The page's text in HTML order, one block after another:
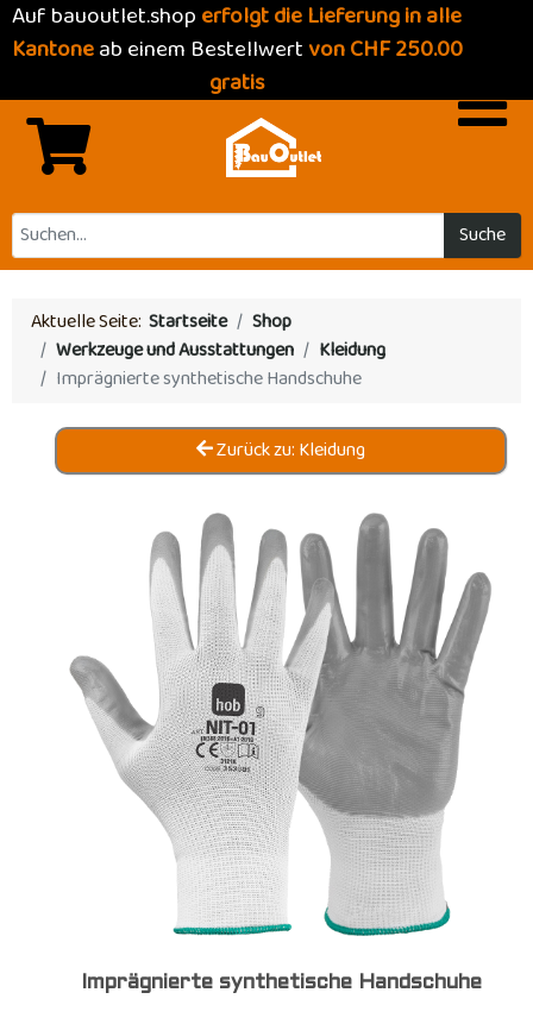
Auf bauoutlet.shoperfolgt die Lieferung in alle
Kantoneab einem Bestellwertvon CHF 250.00
gratis
Suche
Aktuelle Seite: Startseite
Shop
Werkzeuge und Ausstattungen
Kleidung
Imprägnierte synthetische Handschuhe
Zurück zu: Kleidung
Imprägnierte synthetische Handschuhe